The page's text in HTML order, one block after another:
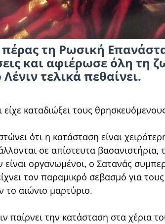
τη Ρωσική
και αφιέρωσε όλη τη
τελικά πεθαίνει.
είχε καταδιώξει τους
ότι η κατάσταση είναι
σε απίστευτα
είναι οργανωμένοι, ο Σατανάς
τον παραμικρό σεβασμό για
αιώνιο μαρτύριο.
παίρνει την κατάσταση στα χέρια